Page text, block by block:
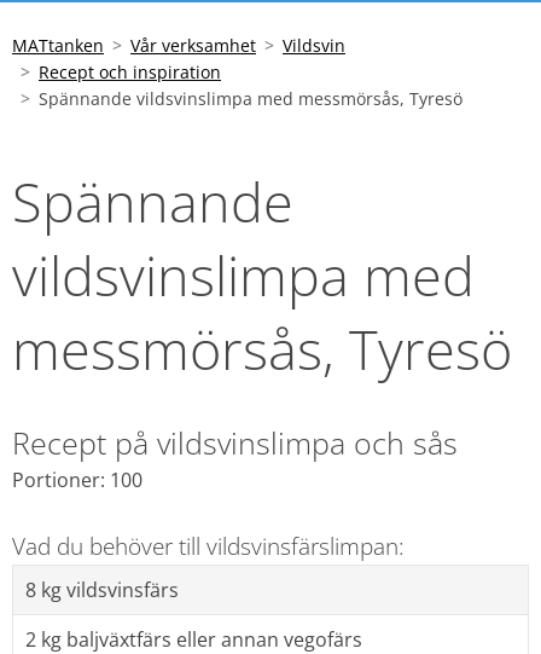
MATtanken Vår verksamhet
Vildsvin
Recept och inspiration
Spännande vildsvinslimpa med messmörsås, Tyresö
Spännande
vildsvinslimpa med
messmörsås, Tyresö
Recept på vildsvinslimpa och sås
Portioner: 100
Vad du behöver till vildsvinsfärslimpan:
8 kg vildsvinsfärs
2 kg baljväxtfärs eller annan vegofärs